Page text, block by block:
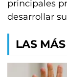
principales
desarrollar
LAS